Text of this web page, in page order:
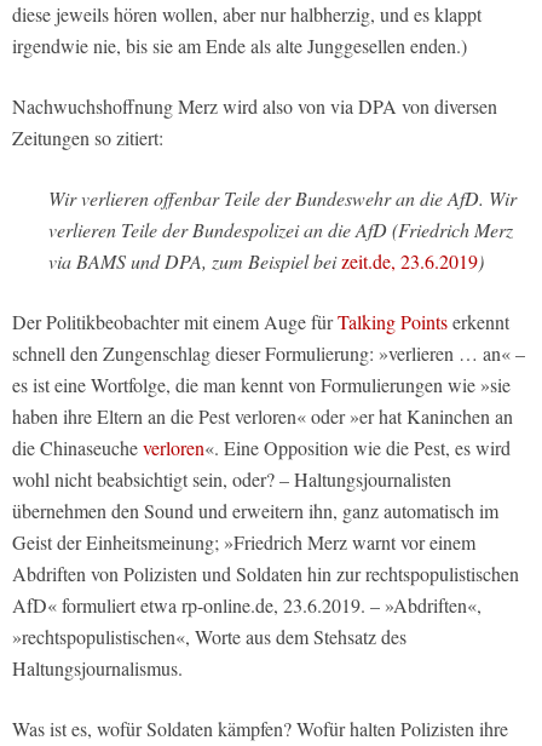
diese jeweils hören wollen, aber nur halbherzig, und es klappt
irgendwie nie, bis sie am Ende als alte Junggesellen enden.)
Nachwuchshoffnung Merz wird also von via DPA von diversen
Zeitungen so zitiert:
Wir verlieren offenbar Teile der Bundeswehr an die AfD. Wir
verlieren Teile der Bundespolizei an die AfD (Friedrich Merz
via BAMS und DPA, zum Beispiel beizeit.de, 23.6.2019)
Der Politikbeobachter mit einem Auge fürTalking Pointserkennt
schnell den Zungenschlag dieser Formulierung: »verlieren … an« –
es ist eine Wortfolge, die man kennt von Formulierungen wie »sie
haben ihre Eltern an die Pest verloren« oder »er hat Kaninchen an
die Chinaseucheverloren«. Eine Opposition wie die Pest, es wird
wohl nicht beabsichtigt sein, oder? – Haltungsjournalisten
übernehmen den Sound und erweitern ihn, ganz automatisch im
Geist der Einheitsmeinung; »Friedrich Merz warnt vor einem
Abdriften von Polizisten und Soldaten hin zur rechtspopulistischen
AfD« formuliert etwa rp-online.de, 23.6.2019. – »Abdriften«,
»rechtspopulistischen«, Worte aus dem Stehsatz des
Haltungsjournalismus.
Was ist es, wofür Soldaten kämpfen? Wofür halten Polizisten ihre